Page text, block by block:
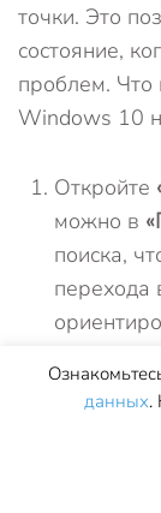
точки. Это
состояние,
проблем. Что
Windows 10
Откройте
можно в
поиска,
перехода
удобнее
Ваша
данных.